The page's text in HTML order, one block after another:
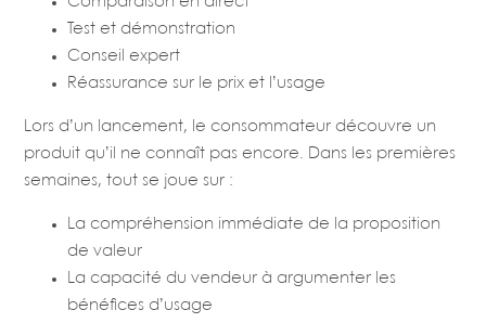
Test et démonstration
Conseil expert
Réassurance sur le prix et l’usage
Lors d’un lancement, le consommateur découvre un
produit qu’il ne connaît pas encore. Dans les premières
semaines, tout se joue sur :
La compréhension immédiate de la proposition
de valeur
La capacité du vendeur à argumenter les
bénéfices d’usage